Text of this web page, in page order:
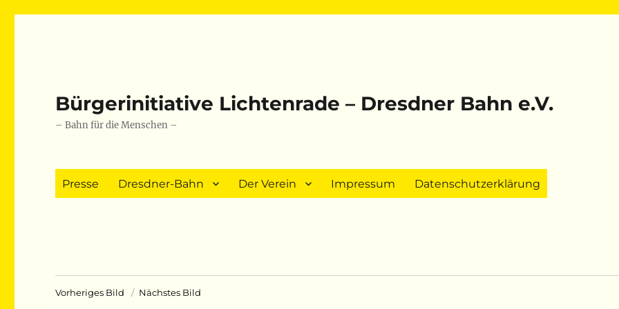
Bürgerinitiative Lichtenrade – Dresdner Bahn e.V.
– Bahn für die Menschen –
Presse Dresdner-Bahn Der Verein Impressum Datenschutzerklärung
Vorheriges Bild Nächstes Bild